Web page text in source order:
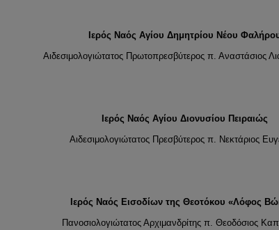
Ιερός Ναός Αγίου Δημητρίου Νέου
Αιδεσιμολογιώτατος Πρωτοπρεσβύτερος π. Αναστάσιος
Ιερός Ναός Αγίου Διονυσίου Πειραιώς
Αιδεσιμολογιώτατος Πρεσβύτερος π. Νεκτάριος
Ιερός Ναός Εισοδίων της Θεοτόκου «Λόφος
Πανοσιολογιώτατος Αρχιμανδρίτης π. Θεοδόσιος